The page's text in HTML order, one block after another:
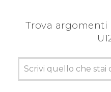
Trova argomenti